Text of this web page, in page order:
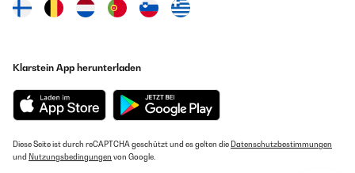
Klarstein App herunterladen
Diese Seite ist durch reCAPTCHA geschützt und es gelten die Datenschutzbestimmungen
und Nutzungsbedingungen von Google.